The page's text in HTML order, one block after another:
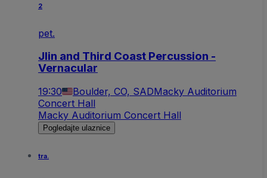
2
pet.
Jlin and Third Coast Percussion -
Vernacular
19:30 Boulder, CO, SADMacky Auditorium
Concert Hall
Macky Auditorium Concert Hall
Pogledajte ulaznice
tra.